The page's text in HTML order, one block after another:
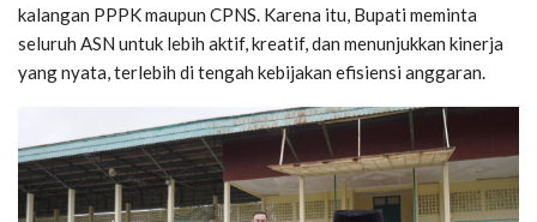
kalangan PPPK maupun CPNS. Karena itu, Bupati meminta
seluruh ASN untuk lebih aktif, kreatif, dan menunjukkan kinerja
yang nyata, terlebih di tengah kebijakan efisiensi anggaran.